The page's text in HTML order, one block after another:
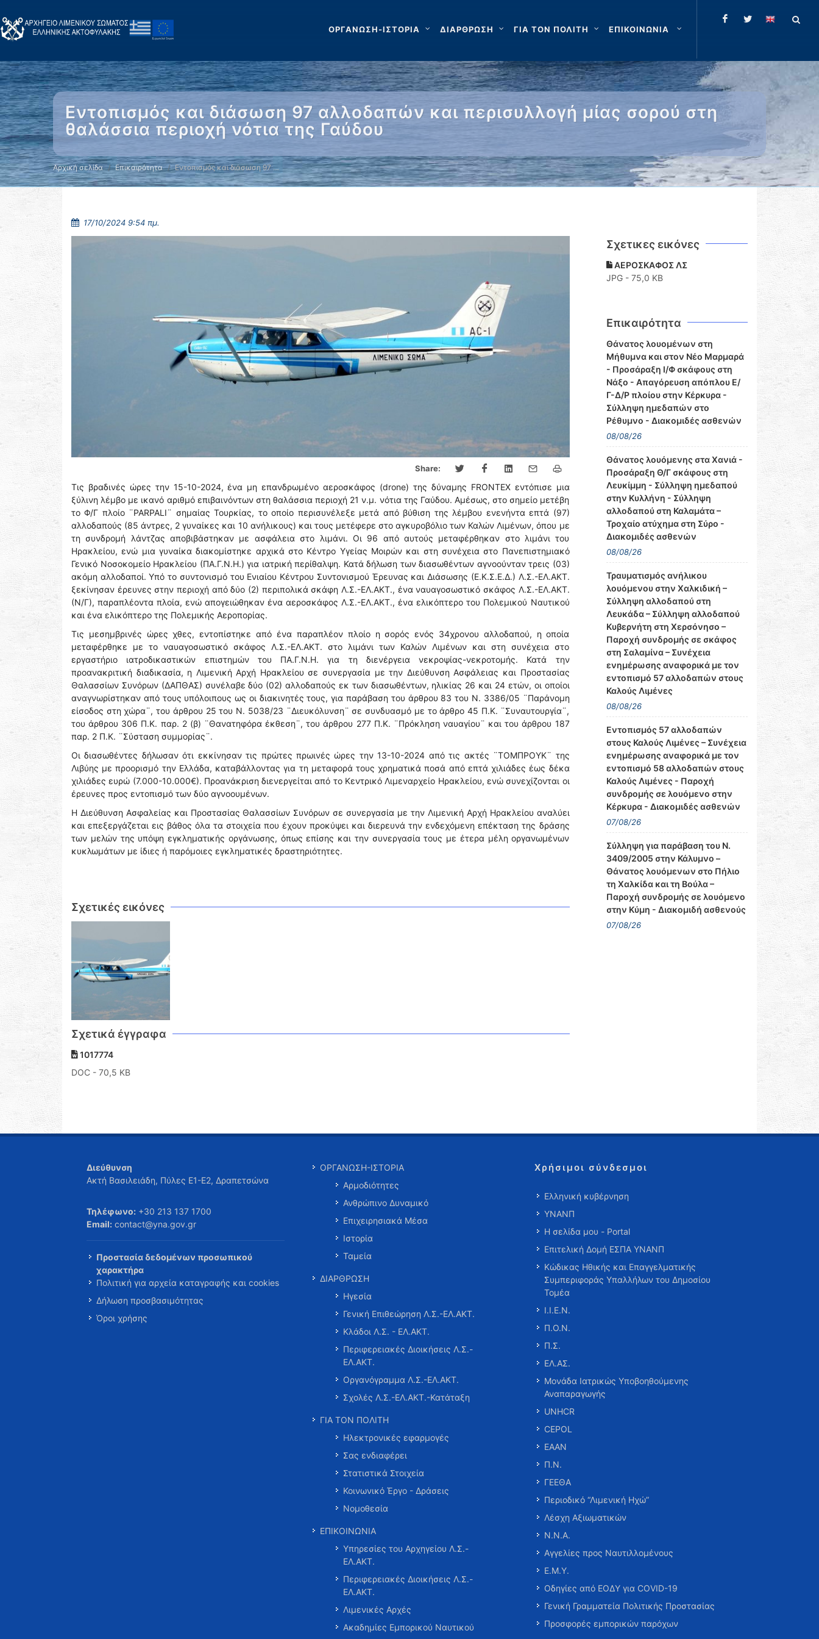
ΟΡΓΑΝΩΣΗ-ΙΣΤΟΡΙΑ ΔΙΑΡΘΡΩΣΗ ΓΙΑ ΤΟΝ ΠΟΛΙΤΗ ΕΠΙΚΟΙΝΩΝΙΑ
Εντοπισμός και διάσωση 97 αλλοδαπών και περισυλλογή μίας σορού στη
θαλάσσια περιοχή νότια της Γαύδου
Αρχική σελίδα Επικαιρότητα Εντοπισμός και διάσωση 97 …
17/10/2024 9:54 πμ.
Share:
Τις βραδινές ώρες την 15-10-2024, ένα μη επανδρωμένο αεροσκάφος (drone) της δύναμης FRONTEX εντόπισε μια
ξύλινη λέμβο με ικανό αριθμό επιβαινόντων στη θαλάσσια περιοχή 21 ν.μ. νότια της Γαύδου. Αμέσως, στο σημείο μετέβη
το Φ/Γ πλοίο ¨PARPALI¨ σημαίας Τουρκίας, το οποίο περισυνέλεξε μετά από βύθιση της λέμβου ενενήντα επτά (97)
αλλοδαπούς (85 άντρες, 2 γυναίκες και 10 ανήλικους) και τους μετέφερε στο αγκυροβόλιο των Καλών Λιμένων, όπου με
τη συνδρομή λάντζας αποβιβάστηκαν με ασφάλεια στο λιμάνι. Οι 96 από αυτούς μεταφέρθηκαν στο λιμάνι του
Ηρακλείου, ενώ μια γυναίκα διακομίστηκε αρχικά στο Κέντρο Υγείας Μοιρών και στη συνέχεια στο Πανεπιστημιακό
Γενικό Νοσοκομείο Ηρακλείου (ΠΑ.Γ.Ν.Η.) για ιατρική περίθαλψη. Κατά δήλωση των διασωθέντων αγνοούνταν τρεις (03)
ακόμη αλλοδαποί. Υπό το συντονισμό του Ενιαίου Κέντρου Συντονισμού Έρευνας και Διάσωσης (Ε.Κ.Σ.Ε.Δ.) Λ.Σ.-ΕΛ.ΑΚΤ.
ξεκίνησαν έρευνες στην περιοχή από δύο (2) περιπολικά σκάφη Λ.Σ.-ΕΛ.ΑΚΤ., ένα ναυαγοσωστικό σκάφος Λ.Σ.-ΕΛ.ΑΚΤ.
(Ν/Γ), παραπλέοντα πλοία, ενώ απογειώθηκαν ένα αεροσκάφος Λ.Σ.-ΕΛ.ΑΚΤ., ένα ελικόπτερο του Πολεμικού Ναυτικού
και ένα ελικόπτερο της Πολεμικής Αεροπορίας.
Τις μεσημβρινές ώρες χθες, εντοπίστηκε από ένα παραπλέον πλοίο η σορός ενός 34χρονου αλλοδαπού, η οποία
μεταφέρθηκε με το ναυαγοσωστικό σκάφος Λ.Σ.-ΕΛ.ΑΚΤ. στο λιμάνι των Καλών Λιμένων και στη συνέχεια στο
εργαστήριο ιατροδικαστικών επιστημών του ΠΑ.Γ.Ν.Η. για τη διενέργεια νεκροψίας-νεκροτομής. Κατά την
προανακριτική διαδικασία, η Λιμενική Αρχή Ηρακλείου σε συνεργασία με την Διεύθυνση Ασφάλειας και Προστασίας
Θαλασσίων Συνόρων (ΔΑΠΘΑΣ) συνέλαβε δύο (02) αλλοδαπούς εκ των διασωθέντων, ηλικίας 26 και 24 ετών, οι οποίοι
αναγνωρίστηκαν από τους υπόλοιπους ως οι διακινητές τους, για παράβαση του άρθρου 83 του Ν. 3386/05 ¨Παράνομη
είσοδος στη χώρα¨, του άρθρου 25 του Ν. 5038/23 ¨Διευκόλυνση¨ σε συνδυασμό με το άρθρο 45 Π.Κ. ¨Συναυτουργία¨,
του άρθρου 306 Π.Κ. παρ. 2 (β) ¨Θανατηφόρα έκθεση¨, του άρθρου 277 Π.Κ. ¨Πρόκληση ναυαγίου¨ και του άρθρου 187
παρ. 2 Π.Κ. ¨Σύσταση συμμορίας¨.
Οι διασωθέντες δήλωσαν ότι εκκίνησαν τις πρώτες πρωινές ώρες την 13-10-2024 από τις ακτές ¨ΤΟΜΠΡΟΥΚ¨ της
Λιβύης με προορισμό την Ελλάδα, καταβάλλοντας για τη μεταφορά τους χρηματικά ποσά από επτά χιλιάδες έως δέκα
χιλιάδες ευρώ (7.000-10.000€). Προανάκριση διενεργείται από το Κεντρικό Λιμεναρχείο Ηρακλείου, ενώ συνεχίζονται οι
έρευνες προς εντοπισμό των δύο αγνοουμένων.
Η Διεύθυνση Ασφαλείας και Προστασίας Θαλασσίων Συνόρων σε συνεργασία με την Λιμενική Αρχή Ηρακλείου αναλύει
και επεξεργάζεται εις βάθος όλα τα στοιχεία που έχουν προκύψει και διερευνά την ενδεχόμενη επέκταση της δράσης
των μελών της υπόψη εγκληματικής οργάνωσης, όπως επίσης και την συνεργασία τους με έτερα μέλη οργανωμένων
κυκλωμάτων με ίδιες ή παρόμοιες εγκληματικές δραστηριότητες.
Σχετικές εικόνες
Σχετικά έγγραφα
1017774
DOC - 70,5 KB
Σχετικες εικόνες
ΑΕΡΟΣΚΑΦΟΣ ΛΣ
JPG - 75,0 KB
Επικαιρότητα
Θάνατος λουομένων στη
Μήθυμνα και στον Νέο Μαρμαρά
- Προσάραξη Ι/Φ σκάφους στη
Νάξο - Απαγόρευση απόπλου Ε/
Γ-Δ/Ρ πλοίου στην Κέρκυρα -
Σύλληψη ημεδαπών στο
Ρέθυμνο - Διακομιδές ασθενών
08/08/26
Θάνατος λουόμενης στα Χανιά -
Προσάραξη Θ/Γ σκάφους στη
Λευκίμμη - Σύλληψη ημεδαπού
στην Κυλλήνη - Σύλληψη
αλλοδαπού στη Καλαμάτα –
Τροχαίο ατύχημα στη Σύρο -
Διακομιδές ασθενών
08/08/26
Τραυματισμός ανήλικου
λουόμενου στην Χαλκιδική –
Σύλληψη αλλοδαπού στη
Λευκάδα – Σύλληψη αλλοδαπού
Κυβερνήτη στη Χερσόνησο –
Παροχή συνδρομής σε σκάφος
στη Σαλαμίνα – Συνέχεια
ενημέρωσης αναφορικά με τον
εντοπισμό 57 αλλοδαπών στους
Καλούς Λιμένες
08/08/26
Εντοπισμός 57 αλλοδαπών
στους Καλούς Λιμένες – Συνέχεια
ενημέρωσης αναφορικά με τον
εντοπισμό 58 αλλοδαπών στους
Καλούς Λιμένες - Παροχή
συνδρομής σε λουόμενο στην
Κέρκυρα - Διακομιδές ασθενών
07/08/26
Σύλληψη για παράβαση του Ν.
3409/2005 στην Κάλυμνο –
Θάνατος λουόμενων στο Πήλιο
τη Χαλκίδα και τη Βούλα –
Παροχή συνδρομής σε λουόμενο
στην Κύμη - Διακομιδή ασθενούς
07/08/26
Διεύθυνση
Ακτή Βασιλειάδη, Πύλες Ε1-Ε2, Δραπετσώνα
Τηλέφωνο: +30 213 137 1700
Email: contact@yna.gov.gr
Προστασία δεδομένων προσωπικού
χαρακτήρα
Πολιτική για αρχεία καταγραφής και cookies
Δήλωση προσβασιμότητας
Όροι χρήσης
ΟΡΓΑΝΩΣΗ-ΙΣΤΟΡΙΑ
Αρμοδιότητες
Ανθρώπινο Δυναμικό
Επιχειρησιακά Μέσα
Ιστορία
Ταμεία
ΔΙΑΡΘΡΩΣΗ
Ηγεσία
Γενική Επιθεώρηση Λ.Σ.-ΕΛ.ΑΚΤ.
Κλάδοι Λ.Σ. - ΕΛ.ΑΚΤ.
Περιφερειακές Διοικήσεις Λ.Σ.-
ΕΛ.ΑΚΤ.
Οργανόγραμμα Λ.Σ.-ΕΛ.ΑΚΤ.
Σχολές Λ.Σ.-ΕΛ.ΑΚΤ.-Κατάταξη
ΓΙΑ ΤΟΝ ΠΟΛΙΤΗ
Ηλεκτρονικές εφαρμογές
Σας ενδιαφέρει
Στατιστικά Στοιχεία
Κοινωνικό Έργο - Δράσεις
Νομοθεσία
ΕΠΙΚΟΙΝΩΝΙΑ
Υπηρεσίες του Αρχηγείου Λ.Σ.-
ΕΛ.ΑΚΤ.
Περιφερειακές Διοικήσεις Λ.Σ.-
ΕΛ.ΑΚΤ.
Λιμενικές Αρχές
Ακαδημίες Εμπορικού Ναυτικού
Χρήσιμοι σύνδεσμοι
Ελληνική κυβέρνηση
ΥΝΑΝΠ
Η σελίδα μου - Portal
Επιτελική Δομή ΕΣΠΑ ΥΝΑΝΠ
Κώδικας Ηθικής και Επαγγελματικής
Συμπεριφοράς Υπαλλήλων του Δημοσίου
Τομέα
Ι.Ι.Ε.Ν.
Π.Ο.Ν.
Π.Σ.
ΕΛ.ΑΣ.
Μονάδα Ιατρικώς Υποβοηθούμενης
Αναπαραγωγής
UNHCR
CEPOL
ΕΑΑΝ
Π.Ν.
ΓΕΕΘΑ
Περιοδικό “Λιμενική Ηχώ”
Λέσχη Αξιωματικών
Ν.Ν.Α.
Αγγελίες προς Ναυτιλλομένους
Ε.Μ.Υ.
Οδηγίες από ΕΟΔΥ για COVID-19
Γενική Γραμματεία Πολιτικής Προστασίας
Προσφορές εμπορικών παρόχων